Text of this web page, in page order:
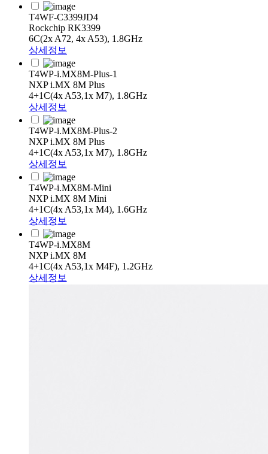
T4WF-C3399JD4
Rockchip RK3399
6C(2x A72, 4x A53), 1.8GHz
상세정보
T4WP-i.MX8M-Plus-1
NXP i.MX 8M Plus
4+1C(4x A53,1x M7), 1.8GHz
상세정보
T4WP-i.MX8M-Plus-2
NXP i.MX 8M Plus
4+1C(4x A53,1x M7), 1.8GHz
상세정보
T4WP-i.MX8M-Mini
NXP i.MX 8M Mini
4+1C(4x A53,1x M4), 1.6GHz
상세정보
T4WP-i.MX8M
NXP i.MX 8M
4+1C(4x A53,1x M4F), 1.2GHz
상세정보